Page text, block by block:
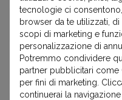
Classe Ml
Classe S
tecnologie ci
browser da te utilizzati,
scopi di marketing e
personalizzazione di
Potremmo condividere
partner pubblicitari come
per fini di marketing.
continuerai la